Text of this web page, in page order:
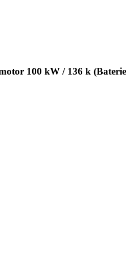
100 kW / 136 k (Baterie